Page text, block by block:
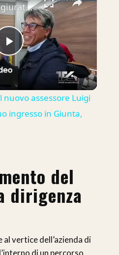
Play
Video
Adrano. Ha giurato il nuovo assessore Luigi Cancelliere. Con il suo ingresso in Giunta, sancito l’ac
assessore Luigi
ingresso in Giunta,
del
dirigenza
al vertice dell’azienda di
di un percorso